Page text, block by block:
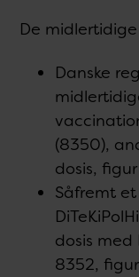
De
Danske
(8350),
dosis, figur
Såfremt
dosis
8352, figur